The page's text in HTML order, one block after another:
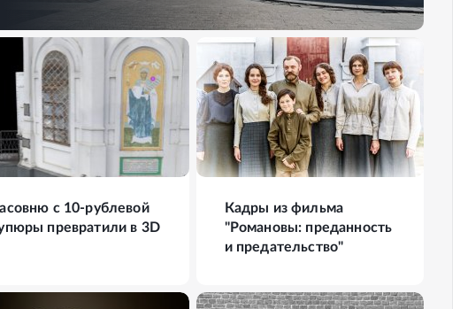
с 10-рублевой
превратили в 3D
9ФОТО
Кадры из фильма
"Романовы: преданность
и предательство"